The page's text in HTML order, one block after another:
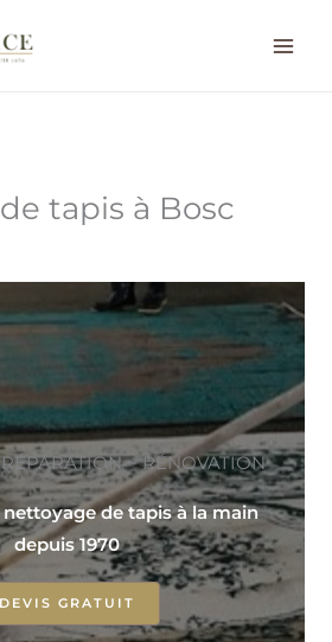
tapis à Bosc
~ RÉNOVATION
de tapis à la main
depuis 1970
DEVIS GRATUIT